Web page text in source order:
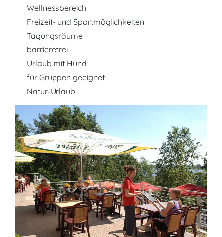
Wellnessbereich
Freizeit- und Sportmöglichkeiten
Tagungsräume
barrierefrei
Urlaub mit Hund
für Gruppen geeignet
Natur-Urlaub